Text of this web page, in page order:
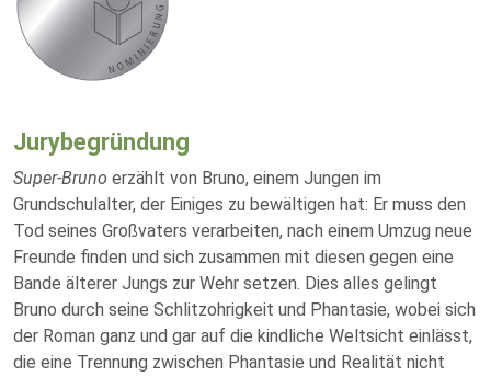
Jurybegründung
Super-Bruno erzählt von Bruno, einem Jungen im
Grundschulalter, der Einiges zu bewältigen hat: Er muss den
Tod seines Großvaters verarbeiten, nach einem Umzug neue
Freunde finden und sich zusammen mit diesen gegen eine
Bande älterer Jungs zur Wehr setzen. Dies alles gelingt
Bruno durch seine Schlitzohrigkeit und Phantasie, wobei sich
der Roman ganz und gar auf die kindliche Weltsicht einlässt,
die eine Trennung zwischen Phantasie und Realität nicht